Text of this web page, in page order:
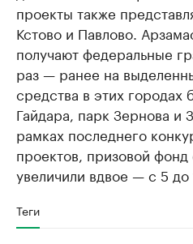
проекты также
Кстово и Павлово.
получают федеральные
раз — ранее на
средства в этих городах
Гайдара, парк Зернова и
рамках последнего
проектов, призовой фонд
увеличили вдвое — с 5 до
Теги